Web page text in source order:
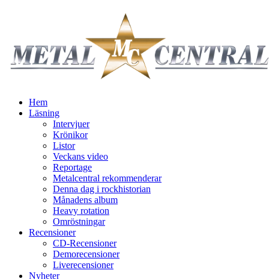
Hem
Läsning
Intervjuer
Krönikor
Listor
Veckans video
Reportage
Metalcentral rekommenderar
Denna dag i rockhistorian
Månadens album
Heavy rotation
Omröstningar
Recensioner
CD-Recensioner
Demorecensioner
Liverecensioner
Nyheter